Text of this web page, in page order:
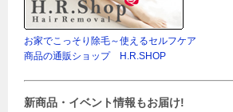
お家でこっそり除毛～使えるセルフケア
商品の通販ショップ H.R.SHOP
新商品・イベント情報もお届け!